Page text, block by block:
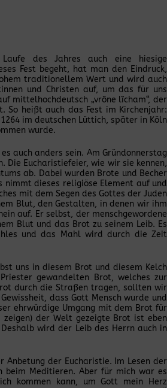
des Jahres auch eine hiesige
Fest begeht, hat man den Eindruck,
traditionellem Wert und wird auch
und Christen auf, um das für uns
mittelhochdeutsch „vrône lîcham“, der
So heißt auch das Fest im Kirchenjahr:
im deutschen Lüttich, später in Köln
wurde.
auch anders sein. Am Gründonnerstag
Die Eucharistiefeier, wie wir sie kennen,
ab. Dabei wurden Brote und Becher
nimmt dieses religiöse Element auf und
mit dem Segen des Gottes der Juden
Blut, den Gestalten, in denen wir ihm
auf. Er selbst, der menschgewordene
Blut und das Brot zu seinem Leib. Es
und das Mahl wird durch die Zeit
uns in diesem Brot und diesem Kelch
gewandelten Brot, welches zur
durch die Straßen tragen, sollten wir
dass Gott Mensch wurde und
ehrwürdige Umgang mit dem Brot für
der Welt gezeigte Brot ist eben
wird der Leib des Herrn auch in
der Eucharistie. Im Lesen der
beim Meditieren. Aber für mich war es
kommen kann, um Gott mein Herz